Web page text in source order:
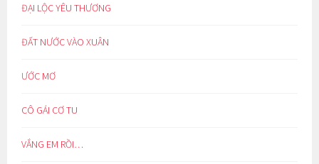
ĐẠI LỘC YÊU THƯƠNG
ĐẤT NƯỚC VÀO XUÂN
ƯỚC MƠ
CÔ GÁI CƠ TU
VẮNG EM RỒI…